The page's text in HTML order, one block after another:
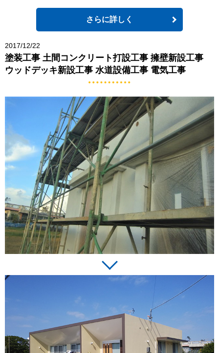
さらに詳しく
2017/12/22
塗装工事 土間コンクリート打設工事 擁壁新設工事
ウッドデッキ新設工事 水道設備工事 電気工事